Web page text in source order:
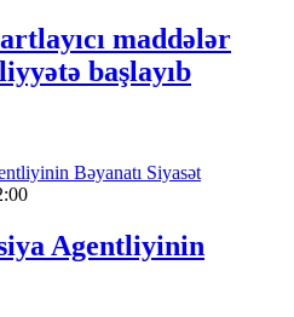
maddələr
başlayıb
Siyasət
Agentliyinin